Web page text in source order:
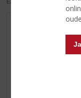
WIJN VAN DE